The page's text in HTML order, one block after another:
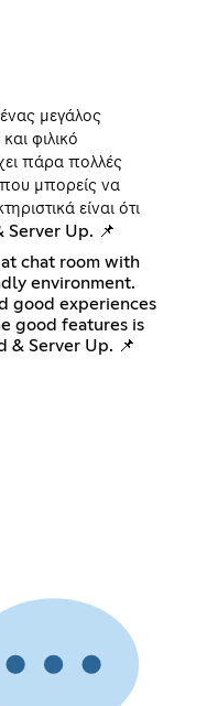
μεγάλος
φιλικό
πάρα πολλές
που μπορείς να
είναι ότι
Server Up. 📌
chat room with
environment.
good experiences
good features is
& Server Up. 📌